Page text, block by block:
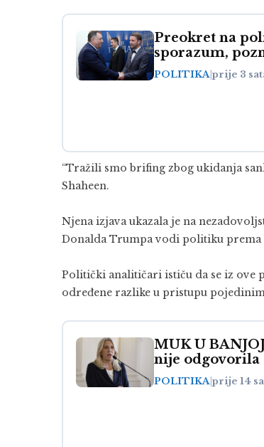
Preokret na
sporazum,
POLITIKAprije 3
“Tražili smo brifing zbog ukidanja
Shaheen.
Njena izjava ukazala je na
Donalda Trumpa vodi politiku prema
Politički analitičari ističu da se iz ove
određene razlike u pristupu
MUK U
nije odgovorila
POLITIKAprije 14